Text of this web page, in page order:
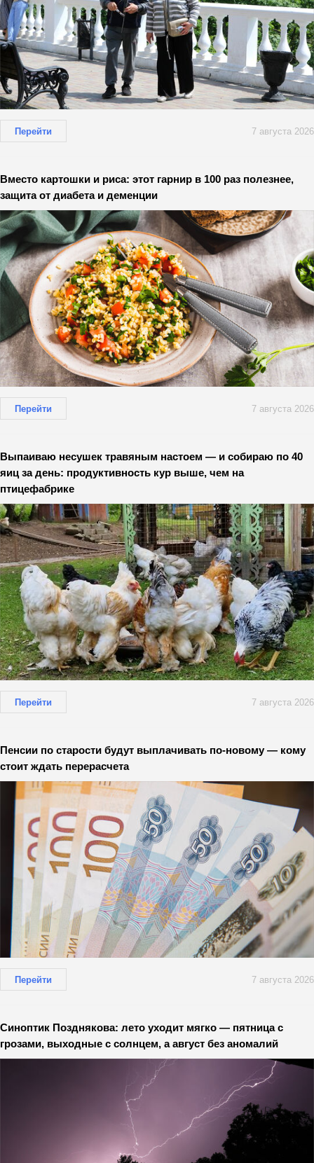
Перейти 7 августа 2026
Вместо картошки и риса: этот гарнир в 100 раз полезнее,
защита от диабета и деменции
Перейти 7 августа 2026
Выпаиваю несушек травяным настоем — и собираю по 40
яиц за день: продуктивность кур выше, чем на
птицефабрике
Перейти 7 августа 2026
Пенсии по старости будут выплачивать по-новому — кому
стоит ждать перерасчета
Перейти 7 августа 2026
Синоптик Позднякова: лето уходит мягко — пятница с
грозами, выходные с солнцем, а август без аномалий